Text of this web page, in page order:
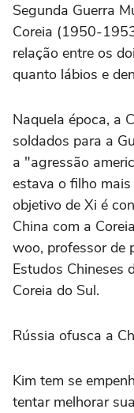
Segunda Guerra
Coreia (1950-
relação entre os
quanto lábios e
Naquela época, a
soldados para a
a "agressão
estava o filho
objetivo de Xi é
China com a
woo, professor de
Estudos Chineses
Coreia do Sul.
Rússia ofusca a
Kim tem se
tentar melhorar